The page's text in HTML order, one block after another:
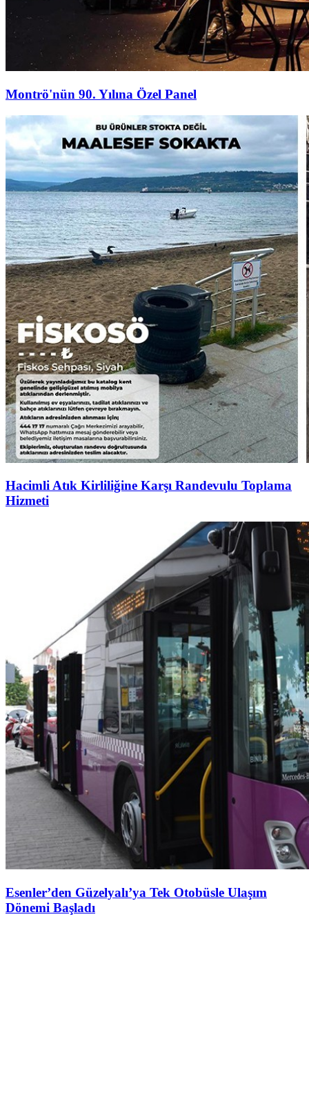
Montrö'nün 90. Yılına Özel Panel
Hacimli Atık Kirliliğine Karşı Randevulu Toplama
Hizmeti
Esenler’den Güzelyalı’ya Tek Otobüsle Ulaşım
Dönemi Başladı